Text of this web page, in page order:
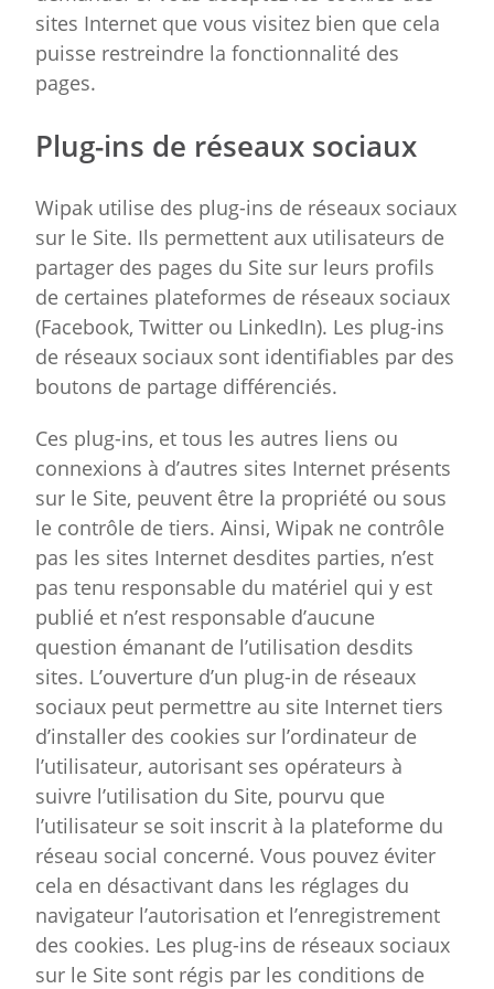
sites Internet que vous visitez bien que cela
puisse restreindre la fonctionnalité des
pages.
Plug-ins de réseaux sociaux
Wipak utilise des plug-ins de réseaux sociaux
sur le Site. Ils permettent aux utilisateurs de
partager des pages du Site sur leurs profils
de certaines plateformes de réseaux sociaux
(Facebook, Twitter ou LinkedIn). Les plug-ins
de réseaux sociaux sont identifiables par des
boutons de partage différenciés.
Ces plug-ins, et tous les autres liens ou
connexions à d’autres sites Internet présents
sur le Site, peuvent être la propriété ou sous
le contrôle de tiers. Ainsi, Wipak ne contrôle
pas les sites Internet desdites parties, n’est
pas tenu responsable du matériel qui y est
publié et n’est responsable d’aucune
question émanant de l’utilisation desdits
sites. L’ouverture d’un plug-in de réseaux
sociaux peut permettre au site Internet tiers
d’installer des cookies sur l’ordinateur de
l’utilisateur, autorisant ses opérateurs à
suivre l’utilisation du Site, pourvu que
l’utilisateur se soit inscrit à la plateforme du
réseau social concerné. Vous pouvez éviter
cela en désactivant dans les réglages du
navigateur l’autorisation et l’enregistrement
des cookies. Les plug-ins de réseaux sociaux
sur le Site sont régis par les conditions de